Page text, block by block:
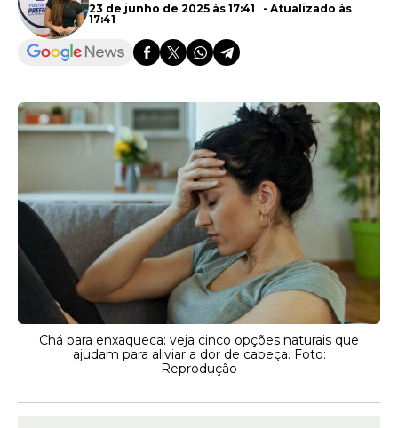
23 de junho de 2025 às 17:41 - Atualizado às
17:41
Chá para enxaqueca: veja cinco opções naturais que
ajudam para aliviar a dor de cabeça. Foto:
Reprodução